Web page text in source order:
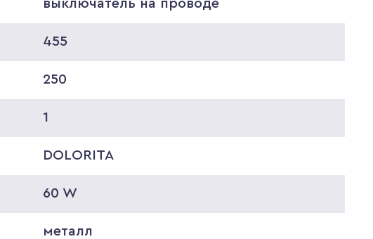
выключатель на проводе
455
250
1
DOLORITA
60 W
металл